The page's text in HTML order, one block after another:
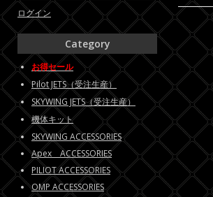
ログイン
Category
お得セール
Pilot JETS（受注生産）
SKYWING JETS（受注生産）
機体キット
SKYWING ACCESSORIES
Apex ACCESSORIES
PILIOT ACCESSORIES
OMP ACCESSORIES